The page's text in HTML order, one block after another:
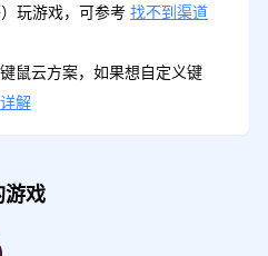
玩游戏，可参考 找不到渠道
鼠云方案，如果想自定义键
解
游戏